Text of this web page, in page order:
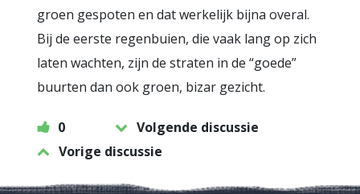
groen gespoten en dat werkelijk bijna overal.
Bij de eerste regenbuien, die vaak lang op zich
laten wachten, zijn de straten in de “goede”
buurten dan ook groen, bizar gezicht.
0
Volgende discussie
Vorige discussie